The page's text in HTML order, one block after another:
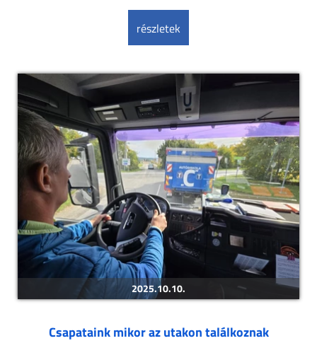
részletek
2025.10.10.
Csapataink mikor az utakon találkoznak